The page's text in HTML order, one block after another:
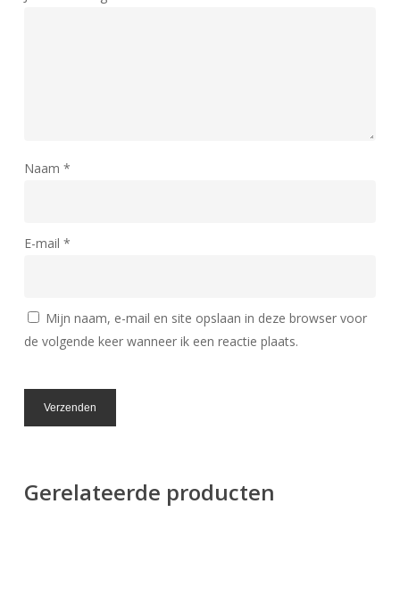
Naam *
E-mail *
Mijn naam, e-mail en site opslaan in deze browser voor
de volgende keer wanneer ik een reactie plaats.
Gerelateerde producten